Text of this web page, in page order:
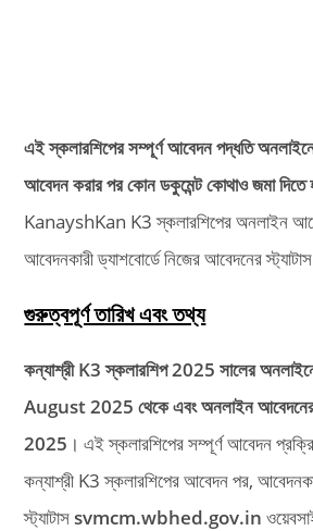
এই স্কলারশিপের সম্পূর্ণ আবেদন পদ্ধতি
আবেদন করার পর কোন ডকুমেন্ট কোথাও জমা দিতে
KanayshKan K3 স্কলারশিপের অনলাইন
আবেদনকারী ড্যাশবোর্ডে নিজের আবেদনের
গুরুত্বপূর্ণ তারিখ এবং তথ্য
কন্যাশ্রী K3 স্কলারশিপ 2025 সালের
August2025 থেকে এবং অনলাইন
2025 । এই স্কলারশিপের সম্পূর্ণ আবেদন
কন্যাশ্রী K3 স্কলারশিপের আবেদন পর,
স্ট্যাটাসsvmcm.wbhed.gov.in